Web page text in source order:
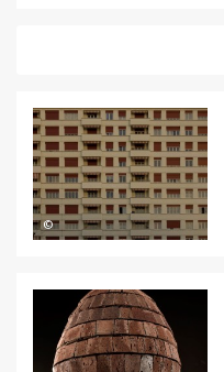
©